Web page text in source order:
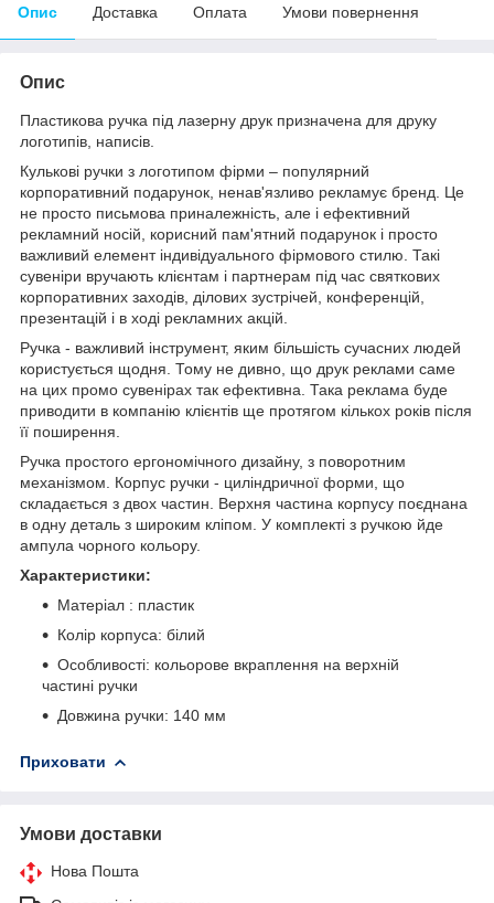
Опис Доставка Оплата Умови повернення
Опис
Пластикова ручка під лазерну друк призначена для друку
логотипів, написів.
Кулькові ручки з логотипом фірми – популярний
корпоративний подарунок, ненав'язливо рекламує бренд. Це
не просто письмова приналежність, але і ефективний
рекламний носій, корисний пам'ятний подарунок і просто
важливий елемент індивідуального фірмового стилю. Такі
сувеніри вручають клієнтам і партнерам під час святкових
корпоративних заходів, ділових зустрічей, конференцій,
презентацій і в ході рекламних акцій.
Ручка - важливий інструмент, яким більшість сучасних людей
користується щодня. Тому не дивно, що друк реклами саме
на цих промо сувенірах так ефективна. Така реклама буде
приводити в компанію клієнтів ще протягом кількох років після
її поширення.
Ручка простого ергономічного дизайну, з поворотним
механізмом. Корпус ручки - циліндричної форми, що
складається з двох частин. Верхня частина корпусу поєднана
в одну деталь з широким кліпом. У комплекті з ручкою йде
ампула чорного кольору.
Характеристики:
Матеріал : пластик
Колір корпуса: білий
Особливості: кольорове вкраплення на верхній
частині ручки
Довжина ручки: 140 мм
Приховати
Умови доставки
Нова Пошта